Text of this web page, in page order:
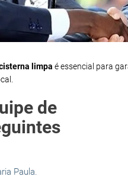
limpa é essencial para
de
Paula.